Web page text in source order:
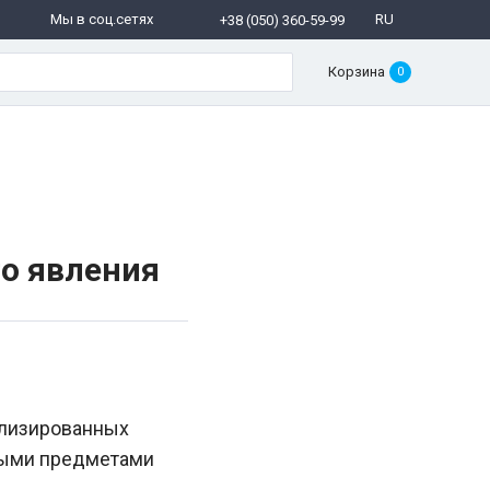
RU
+38 (050) 360-59-99
Мы в соц.сетях
0
Корзина
явления
предметами